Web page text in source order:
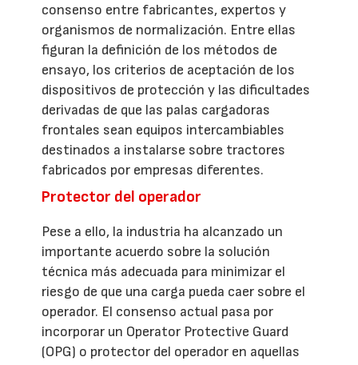
consenso entre fabricantes, expertos y
organismos de normalización. Entre ellas
figuran la definición de los métodos de
ensayo, los criterios de aceptación de los
dispositivos de protección y las dificultades
derivadas de que las palas cargadoras
frontales sean equipos intercambiables
destinados a instalarse sobre tractores
fabricados por empresas diferentes.
Protector del operador
Pese a ello, la industria ha alcanzado un
importante acuerdo sobre la solución
técnica más adecuada para minimizar el
riesgo de que una carga pueda caer sobre el
operador. El consenso actual pasa por
incorporar un Operator Protective Guard
(OPG) o protector del operador en aquellas